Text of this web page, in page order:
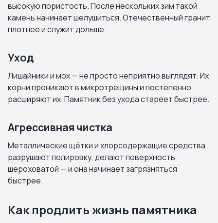
высокую пористость. После нескольких зим такой
камень начинает шелушиться. Отечественный гранит
плотнее и служит дольше.
Уход
Лишайники и мох — не просто неприятно выглядят. Их
корни проникают в микротрещины и постепенно
расширяют их. Памятник без ухода стареет быстрее.
Агрессивная чистка
Металлические щётки и хлорсодержащие средства
разрушают полировку, делают поверхность
шероховатой — и она начинает загрязняться
быстрее.
Как продлить жизнь памятника